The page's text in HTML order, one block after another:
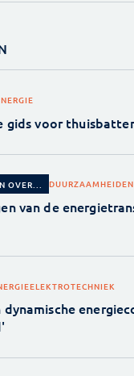
gids voor
OVER... DUURZAAMHEID
van de
ELEKTROTECHNIEK
dynamische